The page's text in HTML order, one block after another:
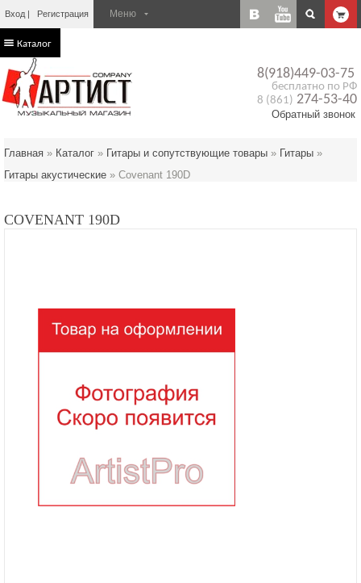
Вход Регистрация
8(918)449-03-75
бесплатно по РФ
8 (861) 274-53-40
Обратный звонок
Каталог
Главная » Каталог » Гитары и сопутствующие товары » Гитары »
Гитары акустические » Covenant 190D
COVENANT 190D